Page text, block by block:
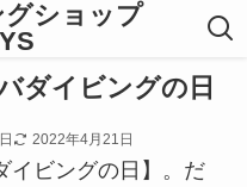
ショップ
ダイビングの日
2022年4月21日
イビングの日】。だ